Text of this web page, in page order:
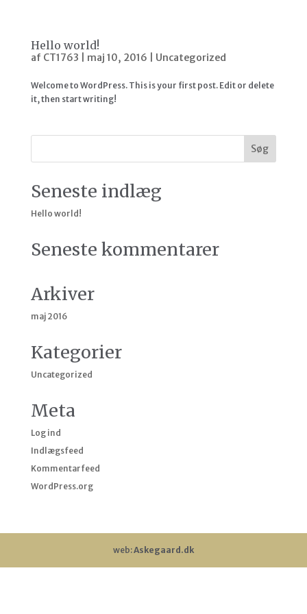
Hello world!
af CT1763 maj 10, 2016 Uncategorized
Welcome to WordPress. This is your first post. Edit or delete
it, then start writing!
Seneste indlæg
Hello world!
Seneste kommentarer
Arkiver
maj 2016
Kategorier
Uncategorized
Meta
Log ind
Indlægsfeed
Kommentarfeed
WordPress.org
web:Askegaard.dk